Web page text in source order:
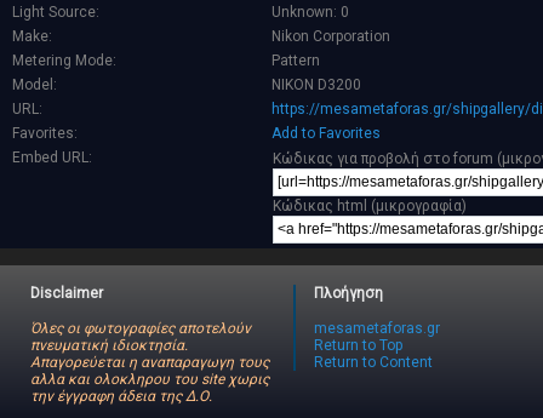
Light Source:
Unknown: 0
Make:
Nikon Corporation
Metering Mode:
Pattern
Model:
NIKON D3200
URL:
https://mesametaforas.gr/shipgallery/
Favorites:
Add to Favorites
Embed URL:
Κώδικας για προβολή στο forum
Κώδικας html (μικρογραφία)
Disclaimer
Όλες οι φωτογραφίες αποτελούν
πνευματική ιδιοκτησία.
Απαγορεύεται η αναπαραγωγη τους
αλλα και ολοκληρου του site χωρις
την έγγραφη άδεια της Δ.Ο.
Πλοήγηση
mesametaforas.gr
Return to Top
Return to Content